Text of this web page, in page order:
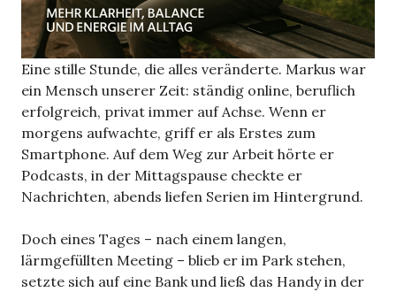
Eine stille Stunde, die alles veränderte. Markus war
ein Mensch unserer Zeit: ständig online, beruflich
erfolgreich, privat immer auf Achse. Wenn er
morgens aufwachte, griff er als Erstes zum
Smartphone. Auf dem Weg zur Arbeit hörte er
Podcasts, in der Mittagspause checkte er
Nachrichten, abends liefen Serien im Hintergrund.
Doch eines Tages – nach einem langen,
lärmgefüllten Meeting – blieb er im Park stehen,
setzte sich auf eine Bank und ließ das Handy in der